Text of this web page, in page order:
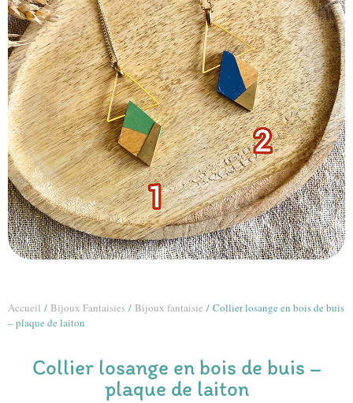
Accueil / Bijoux Fantaisies / Bijoux fantaisie / Collier losange en bois de buis
– plaque de laiton
Collier losange en bois de buis –
plaque de laiton